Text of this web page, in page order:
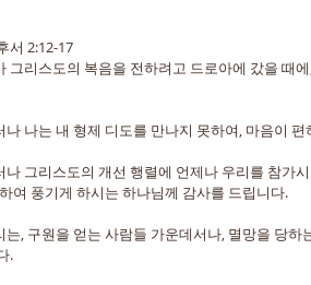
서 2:12-17
그리스도의 복음을 전하려고 드로아에 갔을 때
나 나는 내 형제 디도를 만나지 못하여, 마음이
나 그리스도의 개선 행렬에 언제나 우리를 참가
여 풍기게 하시는 하나님께 감사를 드립니다.
는, 구원을 얻는 사람들 가운데서나, 멸망을 당
.